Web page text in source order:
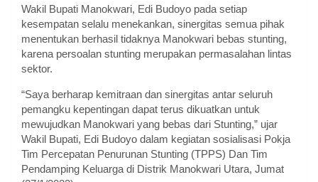
Wakil Bupati Manokwari, Edi Budoyo pada setiap
kesempatan selalu menekankan, sinergitas semua pihak
menentukan berhasil tidaknya Manokwari bebas stunting,
karena persoalan stunting merupakan permasalahan lintas
sektor.
“Saya berharap kemitraan dan sinergitas antar seluruh
pemangku kepentingan dapat terus dikuatkan untuk
mewujudkan Manokwari yang bebas dari Stunting,” ujar
Wakil Bupati, Edi Budoyo dalam kegiatan sosialisasi Pokja
Tim Percepatan Penurunan Stunting (TPPS) Dan Tim
Pendamping Keluarga di Distrik Manokwari Utara, Jumat